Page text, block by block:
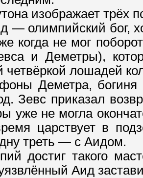
изображает трёх
— олимпийский бог,
когда не мог
и Деметры),
четвёркой лошадей
Деметра, богиня
Зевс приказал
уже не могла
царствует в
треть — с Аидом.
достиг такого
Аид